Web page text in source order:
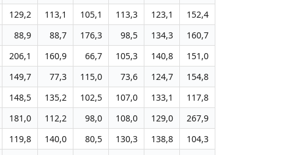
129,2 113,1 105,1 113,3 123,1
152,4
88,9 88,7 176,3 98,5 134,3
160,7
206,1 160,9 66,7 105,3 140,8
151,0
149,7 77,3 115,0 73,6 124,7
154,8
148,5 135,2 102,5 107,0 133,1
117,8
181,0 112,2 98,0 108,0 129,0
267,9
119,8 140,0 80,5 130,3 138,8
104,3